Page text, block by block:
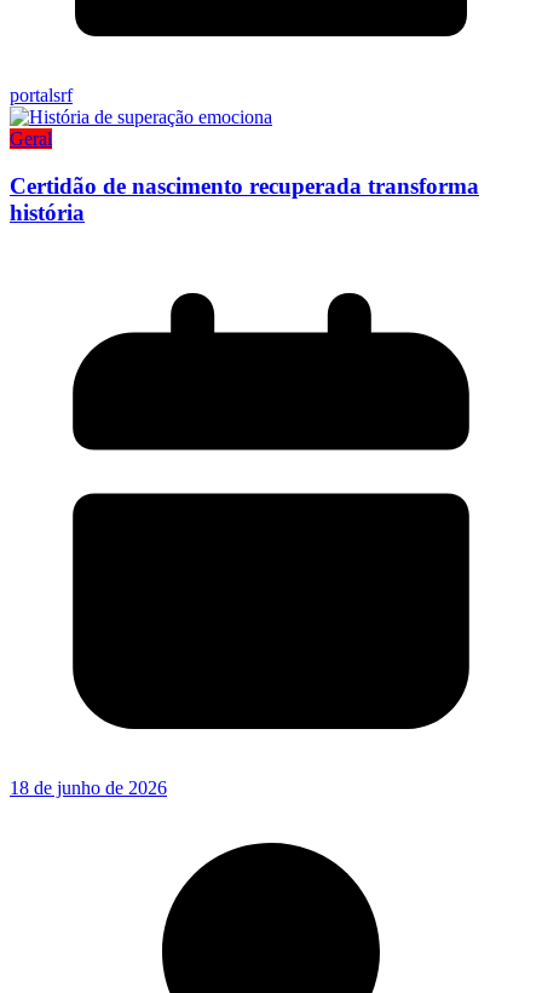
portalsrf
Geral
Certidão de nascimento recuperada transforma
história
18 de junho de 2026